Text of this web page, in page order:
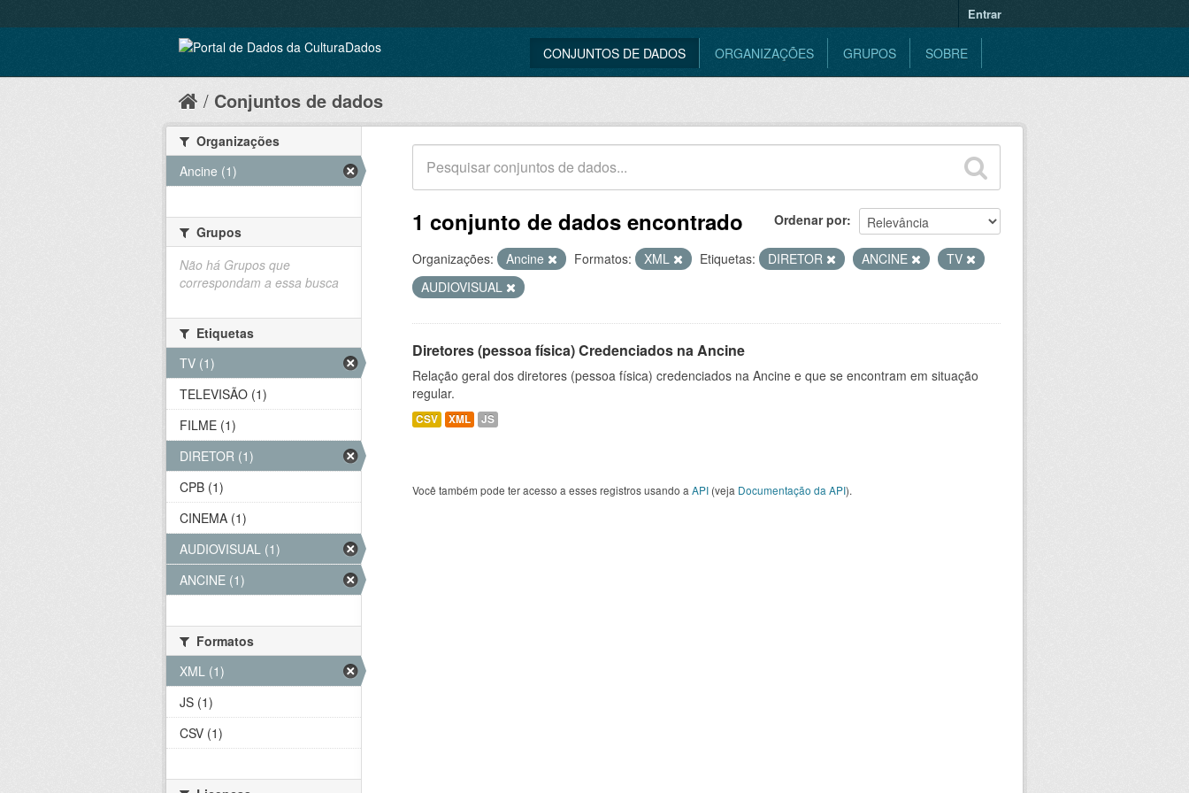
Entrar
CONJUNTOS DE DADOS ORGANIZAÇÕES GRUPOS SOBRE
Conjuntos de dados
Ordenar por
1 conjunto de dados encontrado
Organizações: Ancine Formatos: XML Etiquetas: DIRETOR ANCINE
TV
AUDIOVISUAL
Diretores (pessoa física) Credenciados na Ancine
Relação geral dos diretores (pessoa física) credenciados na Ancine e que se encontram em situação
regular.
CSV XML JS
Você também pode ter acesso a esses registros usando a API (veja Documentação da API).
Organizações
Ancine (1)
Grupos
Não há Grupos que
correspondam a essa busca
Etiquetas
TV (1)
TELEVISÃO (1)
FILME (1)
DIRETOR (1)
CPB (1)
CINEMA (1)
AUDIOVISUAL (1)
ANCINE (1)
Formatos
XML (1)
JS (1)
CSV (1)